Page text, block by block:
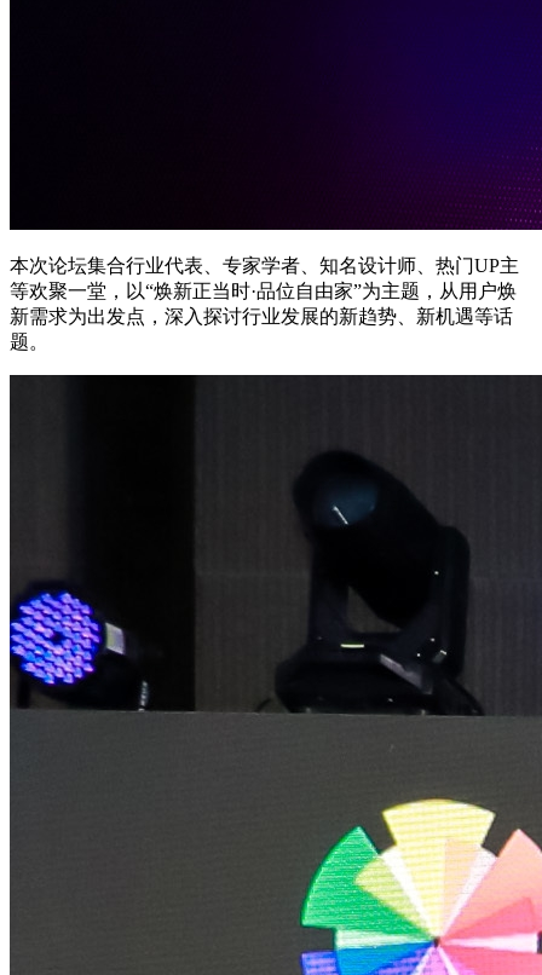
本次论坛集合行业代表、专家学者、知名设计师、热门UP主
等欢聚一堂，以“焕新正当时·品位自由家”为主题，从用户焕
新需求为出发点，深入探讨行业发展的新趋势、新机遇等话
题。